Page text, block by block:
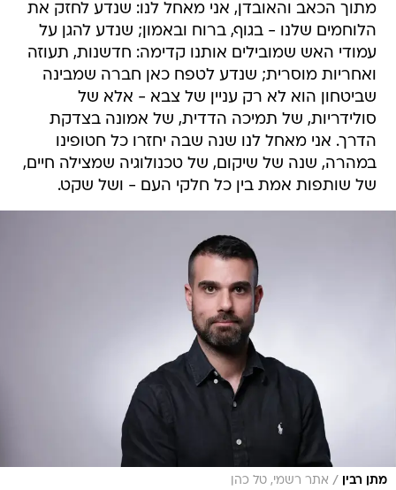
מתוך הכאב והאובדן, אני מאחל לנו: שנדע לחזק את
הלוחמים שלנו - בגוף, ברוח ובאמון; שנדע להגן על
עמודי האש שמובילים אותנו קדימה: חדשנות, תעוזה
ואחריות מוסרית; שנדע לטפח כאן חברה שמבינה
שביטחון הוא לא רק עניין של צבא - אלא של
סולידריות, של תמיכה הדדית, של אמונה בצדקת
הדרך. אני מאחל לנו שנה שבה יחזרו כל חטופינו
במהרה, שנה של שיקום, של טכנולוגיה שמצילה חיים,
של שותפות אמת בין כל חלקי העם - ושל שקט.
מתן רבין / אתר רשמי, טל כהן